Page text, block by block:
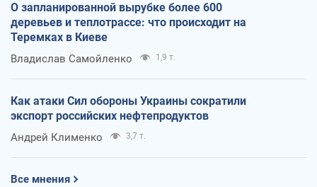
О запланированной вырубке более 600
деревьев и теплотрассе: что происходит на
Теремках в Киеве
Владислав Самойленко 1,9 т.
Как атаки Сил обороны Украины сократили
экспорт российских нефтепродуктов
Андрей Клименко 3,7 т.
Все мнения